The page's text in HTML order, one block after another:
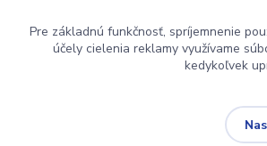
Pre základnú funkčnosť, spríjemnenie
účely cielenia reklamy využívame
kedykoľvek